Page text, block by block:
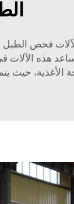
هذه
الأغذية، حيث